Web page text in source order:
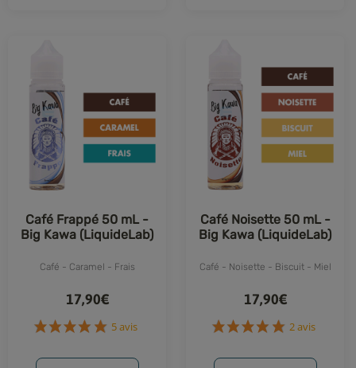
Café Frappé 50 mL -
Big Kawa (LiquideLab)
Café - Caramel - Frais
17,90€
Café Noisette 50 mL -
Big Kawa (LiquideLab)
Café - Noisette - Biscuit - Miel
17,90€